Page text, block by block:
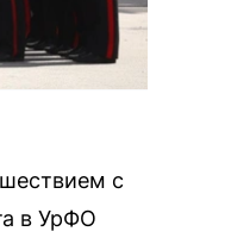
с
в УрФО